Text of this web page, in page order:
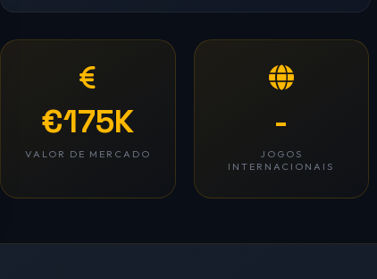
€175K
VALOR DE MERCADO
-
JOGOS
INTERNACIONAIS